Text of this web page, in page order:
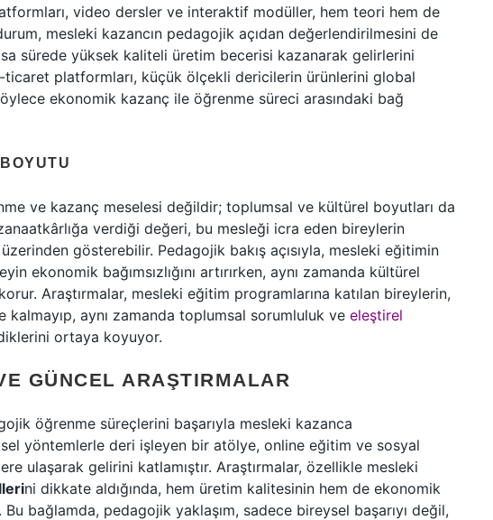
video dersler ve interaktif modüller, hem teori hem de
mesleki kazancın pedagojik açıdan değerlendirilmesini de
sürede yüksek kaliteli üretim becerisi kazanarak gelirlerini
ticaret platformları, küçük ölçekli dericilerin ürünlerini global
ekonomik kazanç ile öğrenme süreci arasındaki bağ
ve kazanç meselesi değildir; toplumsal ve kültürel boyutları da
verdiği değeri, bu mesleği icra eden bireylerin
gösterebilir. Pedagojik bakış açısıyla, mesleki eğitimin
ekonomik bağımsızlığını artırırken, aynı zamanda kültürel
Araştırmalar, mesleki eğitim programlarına katılan bireylerin,
aynı zamanda toplumsal sorumluluk ve eleştirel
ortaya koyuyor.
GÜNCEL ARAŞTIRMALAR
öğrenme süreçlerini başarıyla mesleki kazanca
yöntemlerle deri işleyen bir atölye, online eğitim ve sosyal
ulaşarak gelirini katlamıştır. Araştırmalar, özellikle mesleki
ni dikkate aldığında, hem üretim kalitesinin hem de ekonomik
Bu bağlamda, pedagojik yaklaşım, sadece bireysel başarıyı değil,